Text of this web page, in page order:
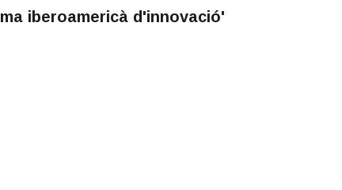
iberoamericà d'innovació'